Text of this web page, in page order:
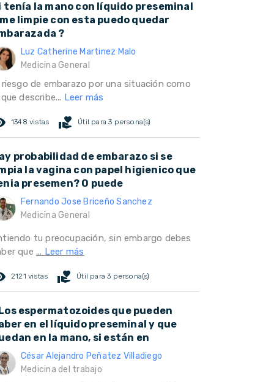
tenía la mano con líquido preseminal
limpie con esta puedo quedar
?
Luz Catherine Martinez Malo
Medicina General
riesgo de embarazo por una situación como
describe... Leer más
1348 vistas volunteer_activism Útil para 3 persona(s)
probabilidad de embarazo si se
la vagina con papel higienico que
presemen? O puede
Fernando Jose Briceño Sanchez
Medicina General
tu preocupación, sin embargo debes
que ... Leer más
2121 vistas volunteer_activism Útil para 3 persona(s)
espermatozoides que pueden
en el líquido preseminal y que
en la mano, si están en
César Alejandro Peñatez Villadiego
Medicina del trabajo